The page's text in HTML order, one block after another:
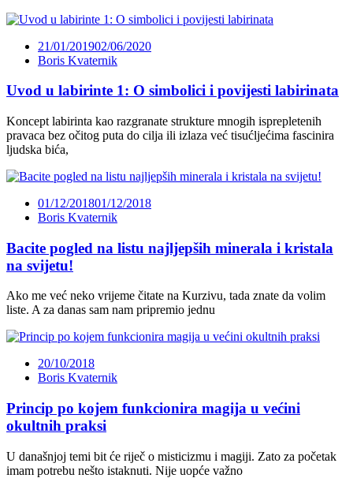
21/01/201902/06/2020
Boris Kvaternik
Uvod u labirinte 1: O simbolici i povijesti labirinata
Koncept labirinta kao razgranate strukture mnogih isprepletenih
pravaca bez očitog puta do cilja ili izlaza već tisućljećima fascinira
ljudska bića,
01/12/201801/12/2018
Boris Kvaternik
Bacite pogled na listu najljepših minerala i kristala
na svijetu!
Ako me već neko vrijeme čitate na Kurzivu, tada znate da volim
liste. A za danas sam nam pripremio jednu
20/10/2018
Boris Kvaternik
Princip po kojem funkcionira magija u većini
okultnih praksi
U današnjoj temi bit će riječ o misticizmu i magiji. Zato za početak
imam potrebu nešto istaknuti. Nije uopće važno